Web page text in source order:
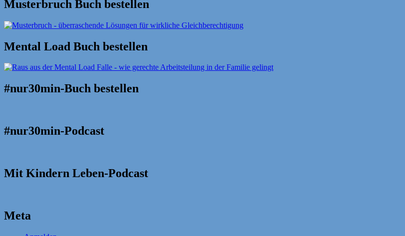
Musterbruch Buch bestellen
Mental Load Buch bestellen
#nur30min-Buch bestellen
#nur30min-Podcast
Mit Kindern Leben-Podcast
Meta